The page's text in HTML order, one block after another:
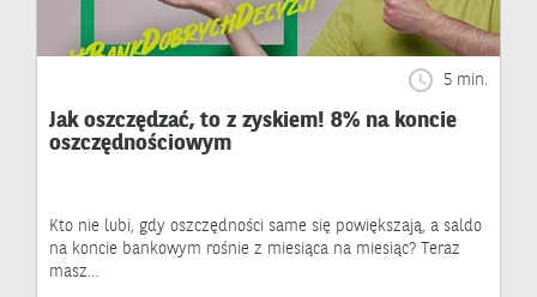
5 min.
Jak oszczędzać, to z zyskiem! 8% na koncie
oszczędnościowym
Kto nie lubi, gdy oszczędności same się powiększają, a saldo
na koncie bankowym rośnie z miesiąca na miesiąc? Teraz
masz…